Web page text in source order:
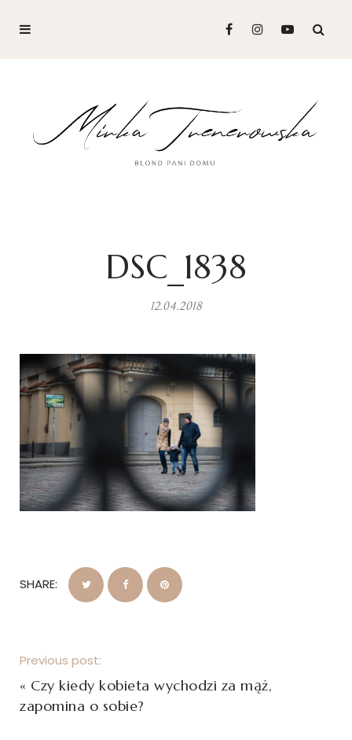
DSC_1838
12.04.2018
SHARE:
Previous post:
« Czy kiedy kobieta wychodzi za mąż,
zapomina o sobie?